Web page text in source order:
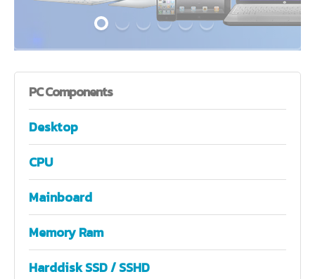
PCComponents
Desktop
CPU
Mainboard
Memory Ram
Harddisk SSD / SSHD